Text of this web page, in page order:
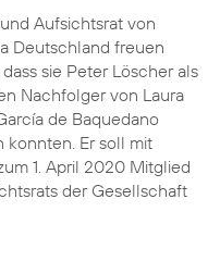
Aufsichtsrat von
Deutschland freuen
sie Peter Löscher als
Nachfolger von Laura
de Baquedano
konnten. Er soll mit
1. April 2020 Mitglied
der Gesellschaft